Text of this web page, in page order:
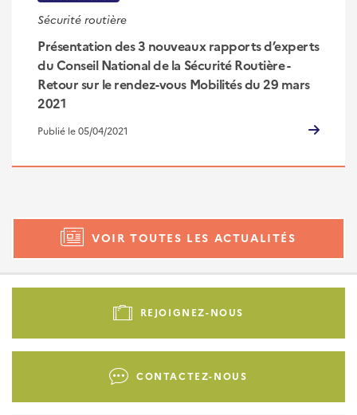
Sécurité routière
Présentation des 3 nouveaux rapports d’experts
du Conseil National de la Sécurité Routière -
Retour sur le rendez-vous Mobilités du 29 mars
2021
Publié le 05/04/2021
VOIR TOUTES LES ACTUALITÉS
Pied
-
REJOIGNEZ-NOUS
CONTACTEZ-NOUS